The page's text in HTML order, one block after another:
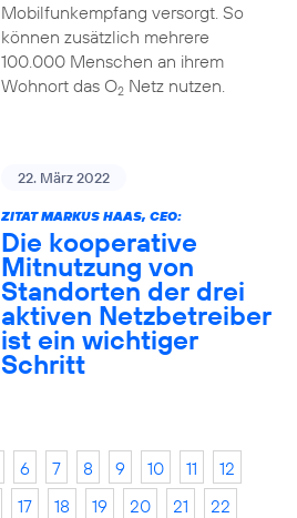
Mobilfunkempfang versorgt. So
können zusätzlich mehrere
100.000 Menschen an ihrem
Wohnort das O2Netz nutzen.
22. März 2022
ZITAT MARKUS HAAS, CEO:
Die kooperative
Mitnutzung von
Standorten der drei
aktiven Netzbetreiber
ist ein wichtiger
Schritt
6 7 8 9 10 11
12
17 18 19 20 21
22